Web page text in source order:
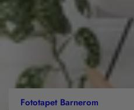
Fototapet Barnerom